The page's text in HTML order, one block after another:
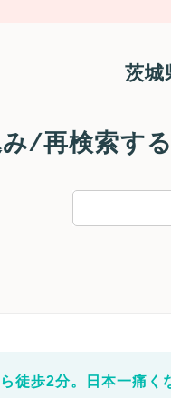
茨城
/再検索する
徒歩2分。日本一痛く